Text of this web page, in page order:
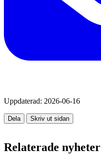
Uppdaterad: 2026-06-16
Dela Skriv ut sidan
Relaterade nyheter